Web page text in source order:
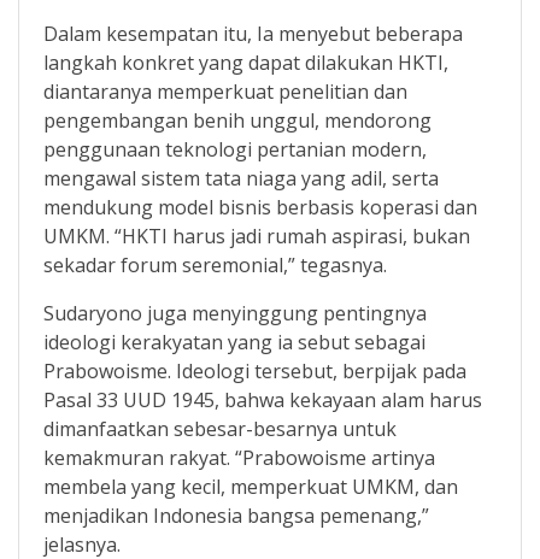
Dalam kesempatan itu, Ia menyebut beberapa
langkah konkret yang dapat dilakukan HKTI,
diantaranya memperkuat penelitian dan
pengembangan benih unggul, mendorong
penggunaan teknologi pertanian modern,
mengawal sistem tata niaga yang adil, serta
mendukung model bisnis berbasis koperasi dan
UMKM. “HKTI harus jadi rumah aspirasi, bukan
sekadar forum seremonial,” tegasnya.
Sudaryono juga menyinggung pentingnya
ideologi kerakyatan yang ia sebut sebagai
Prabowoisme. Ideologi tersebut, berpijak pada
Pasal 33 UUD 1945, bahwa kekayaan alam harus
dimanfaatkan sebesar-besarnya untuk
kemakmuran rakyat. “Prabowoisme artinya
membela yang kecil, memperkuat UMKM, dan
menjadikan Indonesia bangsa pemenang,”
jelasnya.